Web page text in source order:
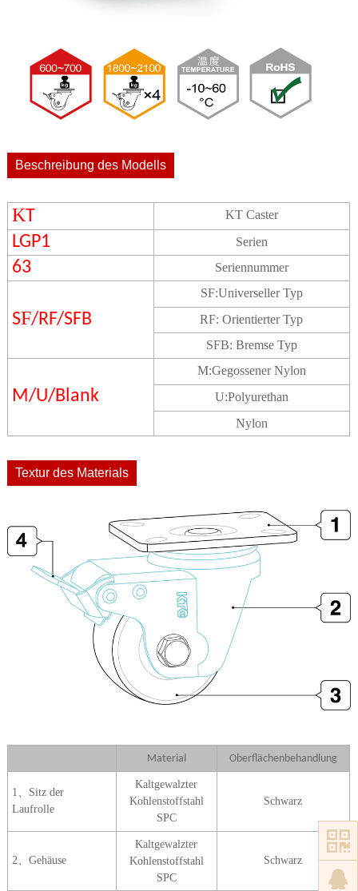
Beschreibung des Modells
KT KT Caster
LGP1 Serien
63 Seriennummer
SF/RF/SFB
SF:Universeller Typ
RF: Orientierter Typ
SFB: Bremse Typ
M/U/Blank
M:Gegossener Nylon
U:Polyurethan
Nylon
Textur des Materials
Material Oberflächenbehandlung
1
Sitz der
Laufrolle
Kaltgewalzter
Kohlenstoffstahl
SPC
Schwarz
2 Gehäuse
Kaltgewalzter
Kohlenstoffstahl
SPC
Schwarz